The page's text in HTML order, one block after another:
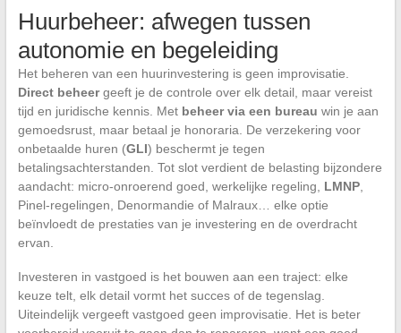
Huurbeheer: afwegen tussen
autonomie en begeleiding
Het beheren van een huurinvestering is geen improvisatie.
Direct beheergeeft je de controle over elk detail, maar vereist
tijd en juridische kennis. Met beheer via een bureau win je aan
gemoedsrust, maar betaal je honoraria. De verzekering voor
onbetaalde huren (GLI) beschermt je tegen
betalingsachterstanden. Tot slot verdient de belasting bijzondere
aandacht: micro-onroerend goed, werkelijke regeling, LMNP,
Pinel-regelingen, Denormandie of Malraux… elke optie
beïnvloedt de prestaties van je investering en de overdracht
ervan.
Investeren in vastgoed is het bouwen aan een traject: elke
keuze telt, elk detail vormt het succes of de tegenslag.
Uiteindelijk vergeeft vastgoed geen improvisatie. Het is beter